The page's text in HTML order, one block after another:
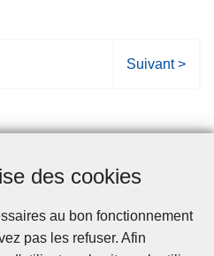
des cookies
au bon fonctionnement
pas les refuser. Afin
P
e
u
v
a
Suivant >